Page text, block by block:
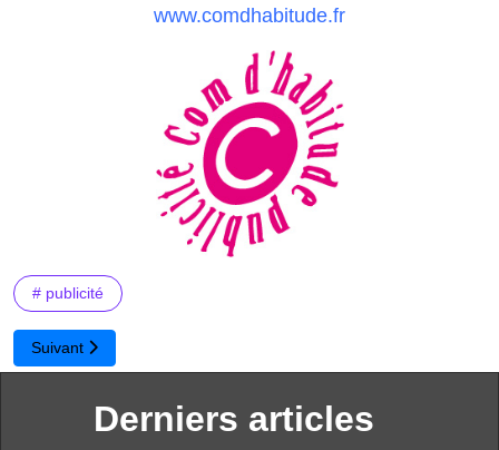
www.comdhabitude.fr
# publicité
Article suivant : Presse Kit
Suivant
Derniers articles